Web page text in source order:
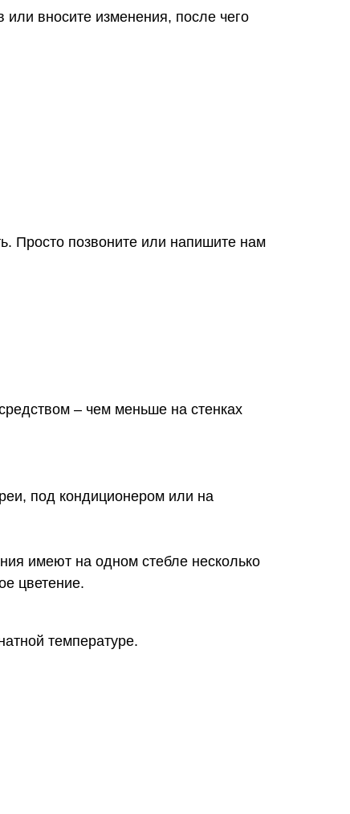
вносите изменения, после чего
Просто позвоните или напишите нам
– чем меньше на стенках
под кондиционером или на
имеют на одном стебле несколько
цветение.
температуре.